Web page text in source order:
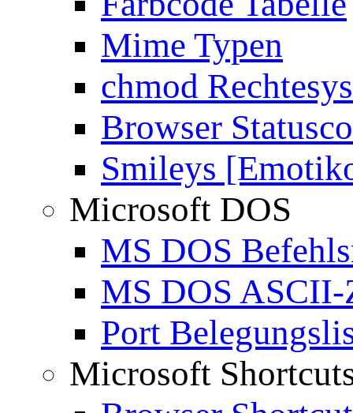
Mime Typen
chmod
Browser
Smileys
Microsoft DOS
MS DOS
MS DOS ASCII-
Port
Microsoft